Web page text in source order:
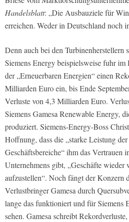
Handelsblatt: „Die Ausbauziele für
erreichen. Weder in Deutschland noch
Denn auch bei den Turbinenherstellern
Siemens Energy beispielsweise fuhr
der „Erneuerbaren Energien“ einen
Milliarden Euro ein, bis Ende
Verluste von 4,3 Milliarden Euro.
Siemens Gamesa Renewable Energy,
produziert. Siemens-Energy-Boss
Hoffnung, dass die „starke Leistung
Geschäftsbereiche“ ihm das Vertrauen
Unternehmens gibt, „Geschäfte
aufzustellen“. Noch fängt der Konzern
Verlustbringer Gamesa durch
lange das funktioniert und für Siemens
sehen. Gamesa schreibt